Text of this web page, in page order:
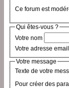
Ce forum est
Qui êtes-vous ?
Votre nom
Votre adresse email
Votre message
Texte de votre
Pour créer des